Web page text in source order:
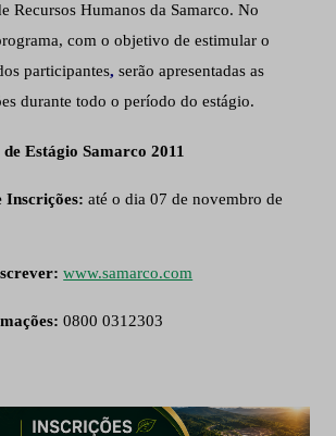
Recursos Humanos da Samarco. No
com o objetivo de estimular o
participantes, serão apresentadas as
durante todo o período do estágio.
Estágio Samarco 2011
Inscrições: até o dia 07 de novembro de
www.samarco.com
0800 0312303